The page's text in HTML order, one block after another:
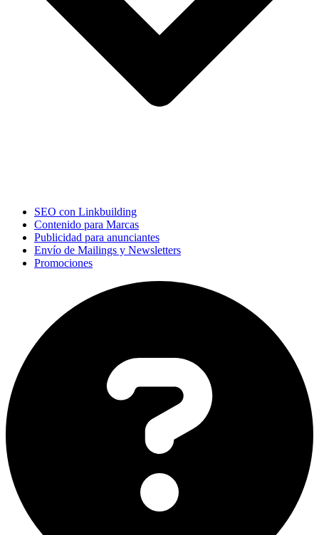
SEO con Linkbuilding
Contenido para Marcas
Publicidad para anunciantes
Envío de Mailings y Newsletters
Promociones